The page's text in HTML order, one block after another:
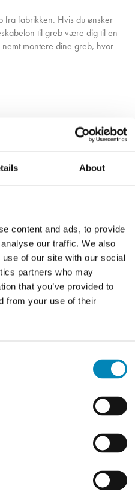
About
content and ads, to provide
our traffic. We also
of our site with our social
partners who may
that you’ve provided to
from your use of their
fra fabrikken. Hvis du ønsker
til greb være dig til en
montere dine greb, hvor
Plastbøsning 8 mm til låge